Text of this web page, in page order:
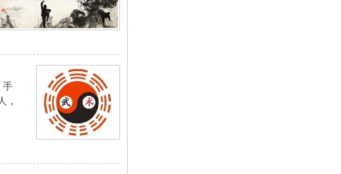
手
，